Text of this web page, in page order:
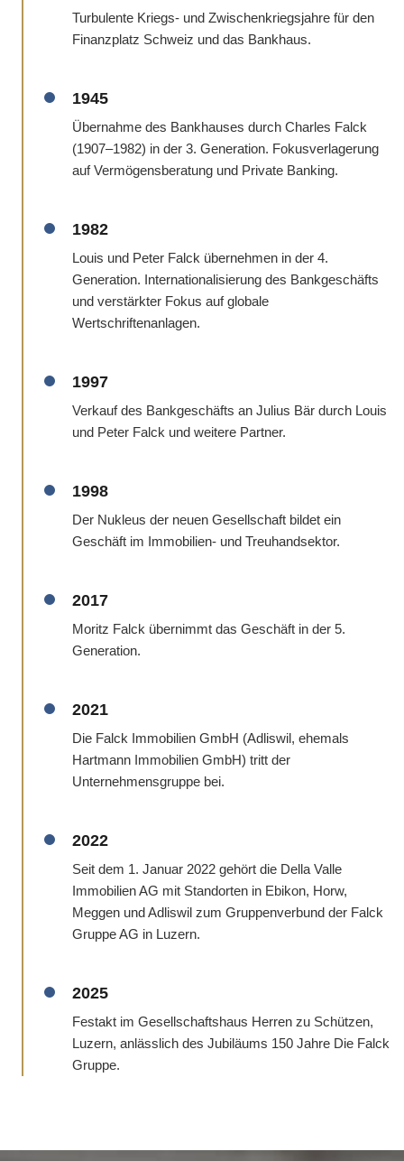
Turbulente Kriegs- und Zwischenkriegsjahre für den
Finanzplatz Schweiz und das Bankhaus.
1945
Übernahme des Bankhauses durch Charles Falck
(1907–1982) in der 3. Generation. Fokusverlagerung
auf Vermögensberatung und Private Banking.
1982
Louis und Peter Falck übernehmen in der 4.
Generation. Internationalisierung des Bankgeschäfts
und verstärkter Fokus auf globale
Wertschriftenanlagen.
1997
Verkauf des Bankgeschäfts an Julius Bär durch Louis
und Peter Falck und weitere Partner.
1998
Der Nukleus der neuen Gesellschaft bildet ein
Geschäft im Immobilien- und Treuhandsektor.
2017
Moritz Falck übernimmt das Geschäft in der 5.
Generation.
2021
Die Falck Immobilien GmbH (Adliswil, ehemals
Hartmann Immobilien GmbH) tritt der
Unternehmensgruppe bei.
2022
Seit dem 1. Januar 2022 gehört die Della Valle
Immobilien AG mit Standorten in Ebikon, Horw,
Meggen und Adliswil zum Gruppenverbund der Falck
Gruppe AG in Luzern.
2025
Festakt im Gesellschaftshaus Herren zu Schützen,
Luzern, anlässlich des Jubiläums 150 Jahre Die Falck
Gruppe.